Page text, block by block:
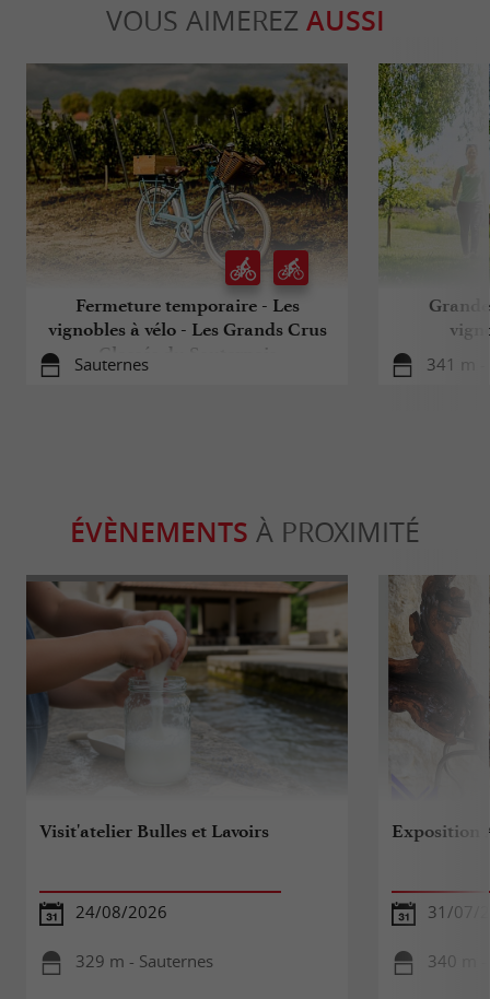
VOUS AIMEREZ AUSSI
Fermeture temporaire - Les
vignobles à vélo - Les Grands Crus
Classés du Sauternais
Sauternes 341 m -
ÉVÈNEMENTS À PROXIMITÉ
Visit'atelier Bulles et Lavoirs
24/08/2026
329 m - Sauternes
Exposition
31/07/
340 m -